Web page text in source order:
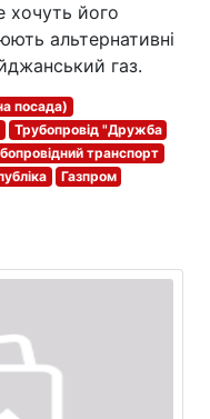
хочуть його
альтернативні
газ.
посада)
Трубопровід "Дружба
транспорт
Газпром